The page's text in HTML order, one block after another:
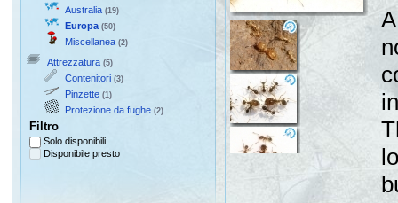
Australia (19)
Europa (50)
Miscellanea (2)
Attrezzatura (5)
Contenitori (3)
Pinzette (1)
Protezione da fughe (2)
Filtro
Solo disponibili
Disponibile presto